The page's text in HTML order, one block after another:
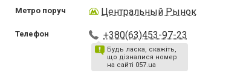
Метро поруч Центральный Рынок
Телефон +380(63)453-97-23
Будь ласка, скажіть,
що дізналися номер
на сайті 057.ua